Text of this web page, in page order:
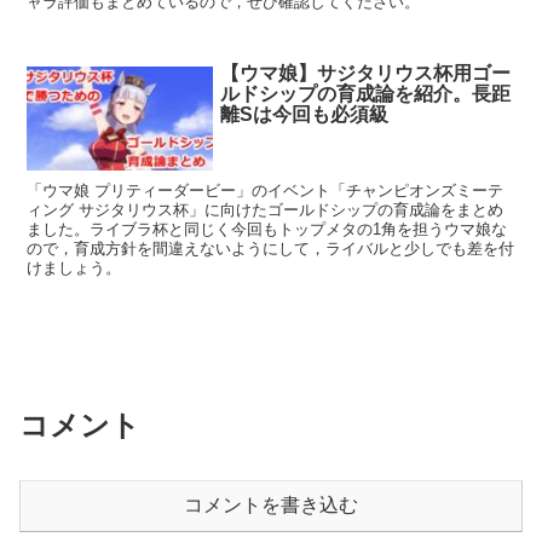
【ウマ娘】サジタリウス杯用ゴー
ルドシップの育成論を紹介。長距
離Sは今回も必須級
「ウマ娘 プリティーダービー」のイベント「チャンピオンズミーテ
ィング サジタリウス杯」に向けたゴールドシップの育成論をまとめ
ました。ライブラ杯と同じく今回もトップメタの1角を担うウマ娘な
ので，育成方針を間違えないようにして，ライバルと少しでも差を付
けましょう。
コメント
コメントを書き込む